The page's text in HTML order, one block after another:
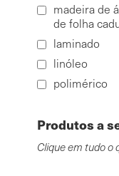
madeira de
de folha
laminado
linóleo
polimérico
adicionais
Produtos a
Clique em tudo o